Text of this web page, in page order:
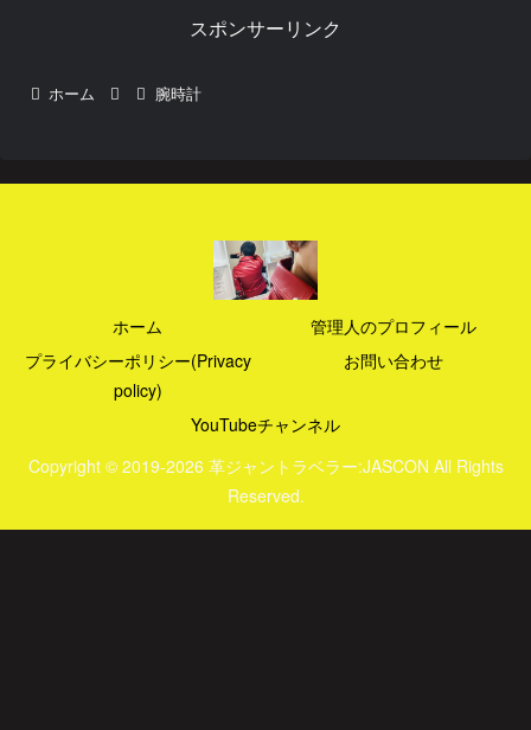
スポンサーリンク
ホーム 腕時計
ホーム
管理人のプロフィール
プライバシーポリシー(Privacy
policy)
お問い合わせ
YouTubeチャンネル
Copyright © 2019-2026 革ジャントラベラー:JASCON All Rights
Reserved.